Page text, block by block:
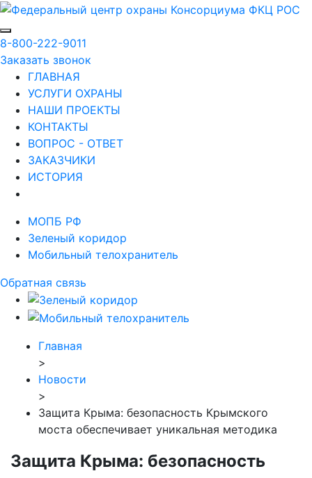
8-800-222-9011
Заказать звонок
ГЛАВНАЯ
УСЛУГИ ОХРАНЫ
НАШИ ПРОЕКТЫ
КОНТАКТЫ
ВОПРОС - ОТВЕТ
ЗАКАЗЧИКИ
ИСТОРИЯ
МОПБ РФ
Зеленый коридор
Мобильный телохранитель
Обратная связь
Главная
>
Новости
>
Защита Крыма: безопасность Крымского
моста обеспечивает уникальная методика
Защита Крыма: безопасность